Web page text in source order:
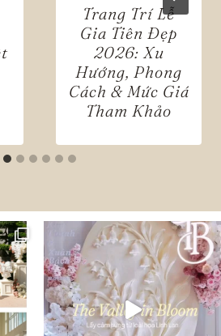
Trang Trí Lễ
Gia Tiên Đẹp
2026: Xu
Hướng, Phong
Cách & Mức Giá
Tham Khảo